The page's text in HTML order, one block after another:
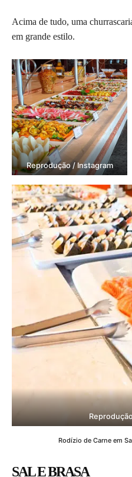
Acima de tudo, uma
em grande estilo.
Reprodução / Instagram
Rodízio de Carne em
SAL E BRASA